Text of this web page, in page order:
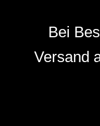
Bei
Versand